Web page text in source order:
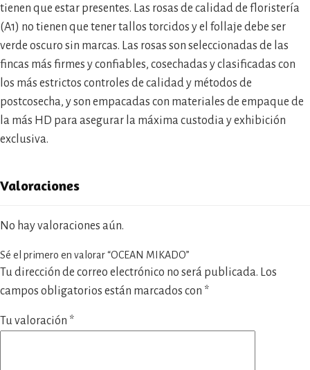
tienen que estar presentes. Las rosas de calidad de floristería
(A1) no tienen que tener tallos torcidos y el follaje debe ser
verde oscuro sin marcas. Las rosas son seleccionadas de las
fincas más firmes y confiables, cosechadas y clasificadas con
los más estrictos controles de calidad y métodos de
postcosecha, y son empacadas con materiales de empaque de
la más HD para asegurar la máxima custodia y exhibición
exclusiva.
Valoraciones
No hay valoraciones aún.
Sé el primero en valorar “OCEAN MIKADO”
Tu dirección de correo electrónico no será publicada. Los
campos obligatorios están marcados con *
Tu valoración *